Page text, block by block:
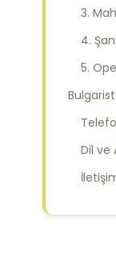
3.
4.
5.
Dil ve